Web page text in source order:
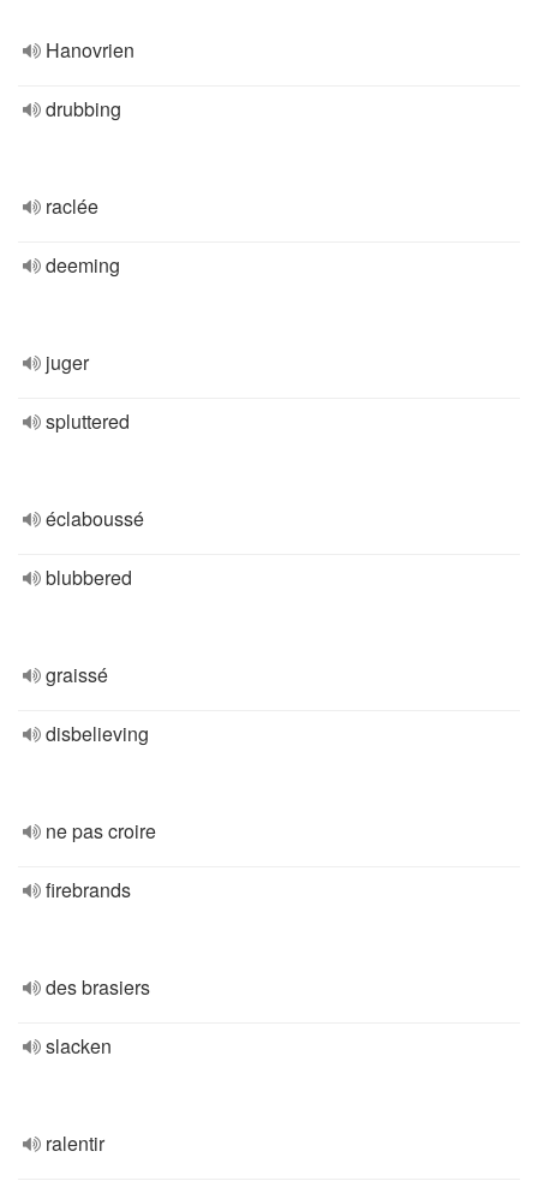
Hanovrien
drubbing
raclée
deeming
juger
spluttered
éclaboussé
blubbered
graissé
disbelieving
ne pas croire
firebrands
des brasiers
slacken
ralentir